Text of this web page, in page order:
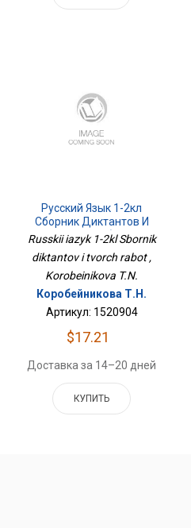
Русский Язык 1-2кл
Сборник Диктантов И
Творч Работ
Russkii iazyk 1-2kl Sbornik
diktantov i tvorch rabot ,
Korobeinikova T.N.
Коробейникова Т.Н.
Артикул: 1520904
$17.21
Доставка за 14–20 дней
КУПИТЬ